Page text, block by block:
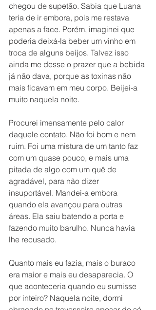
chegou de supetão. Sabia que Luana
teria de ir embora, pois me restava
apenas a face. Porém, imaginei que
poderia deixá-la beber um vinho em
troca de alguns beijos. Talvez isso
ainda me desse o prazer que a bebida
já não dava, porque as toxinas não
mais ficavam em meu corpo. Beijei-a
muito naquela noite.
Procurei imensamente pelo calor
daquele contato. Não foi bom e nem
ruim. Foi uma mistura de um tanto faz
com um quase pouco, e mais uma
pitada de algo com um quê de
agradável, para não dizer
insuportável. Mandei-a embora
quando ela avançou para outras
áreas. Ela saiu batendo a porta e
fazendo muito barulho. Nunca havia
lhe recusado.
Quanto mais eu fazia, mais o buraco
era maior e mais eu desaparecia. O
que aconteceria quando eu sumisse
por inteiro? Naquela noite, dormi